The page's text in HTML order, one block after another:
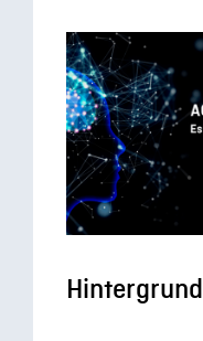
Hintergrund